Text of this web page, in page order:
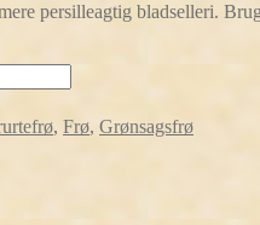
persilleagtig bladselleri.
, Frø, Grønsagsfrø